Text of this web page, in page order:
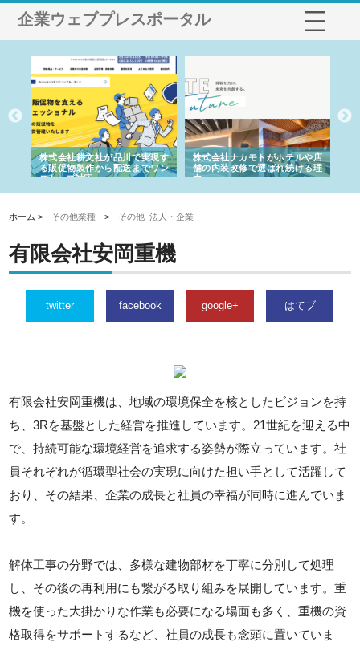
企業ウェブプレスポータル
株式会社耕文社が品川で実現す
る販促物製作から配送までワン
ストップ対応
株式会社ナカモトがホテルや店
舗の内装改修で選ばれ続ける理
由
ホーム > その他業種 > その他_法人・企業
有限会社安岡重機
twitter facebook google+ はてブ
有限会社安岡重機は、地域の環境保全を核としたビジョンを持
ち、3Rを基盤とした経営を推進しています。21世紀を迎える中
で、持続可能な環境経営を追求する姿勢が際立っています。社
員それぞれが循環型社会の実現に向けた担い手として活躍して
おり、その結果、企業の成長と社員の幸福が同時に進んでいま
す。
解体工事の分野では、多様な建物部材を丁寧に分別して処理
し、その後の再利用にも繋がる取り組みを展開しています。重
機を使った大掛かりな作業も必要になる場面も多く、重機の資
格取得をサポートするなど、社員の成長も念頭に置いていま